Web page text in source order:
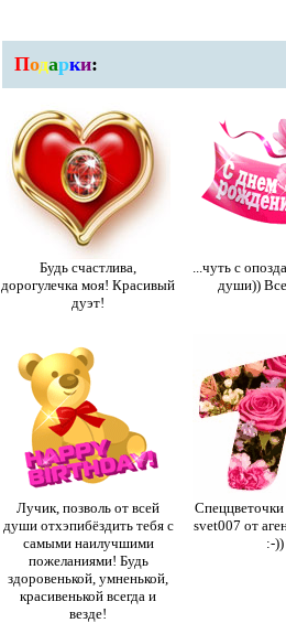
Подарки:
Будь счастлива,
дорогулечка моя! Красивый
дуэт!
...чуть с
души))
Лучик, позволь от всей
души отхэпибёздить тебя с
самыми наилучшими
пожеланиями! Будь
здоровенькой, умненькой,
красивенькой всегда и
везде!
Спеццветочки
svet007 от
:-))